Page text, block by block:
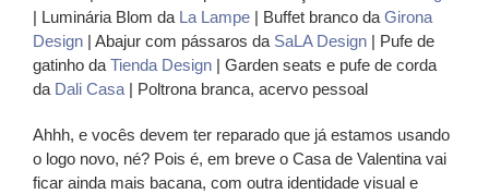
| Luminária Blom da La Lampe | Buffet branco da Girona
Design | Abajur com pássaros da SaLA Design | Pufe de
gatinho da Tienda Design | Garden seats e pufe de corda
da Dali Casa | Poltrona branca, acervo pessoal
Ahhh, e vocês devem ter reparado que já estamos usando
o logo novo, né? Pois é, em breve o Casa de Valentina vai
ficar ainda mais bacana, com outra identidade visual e